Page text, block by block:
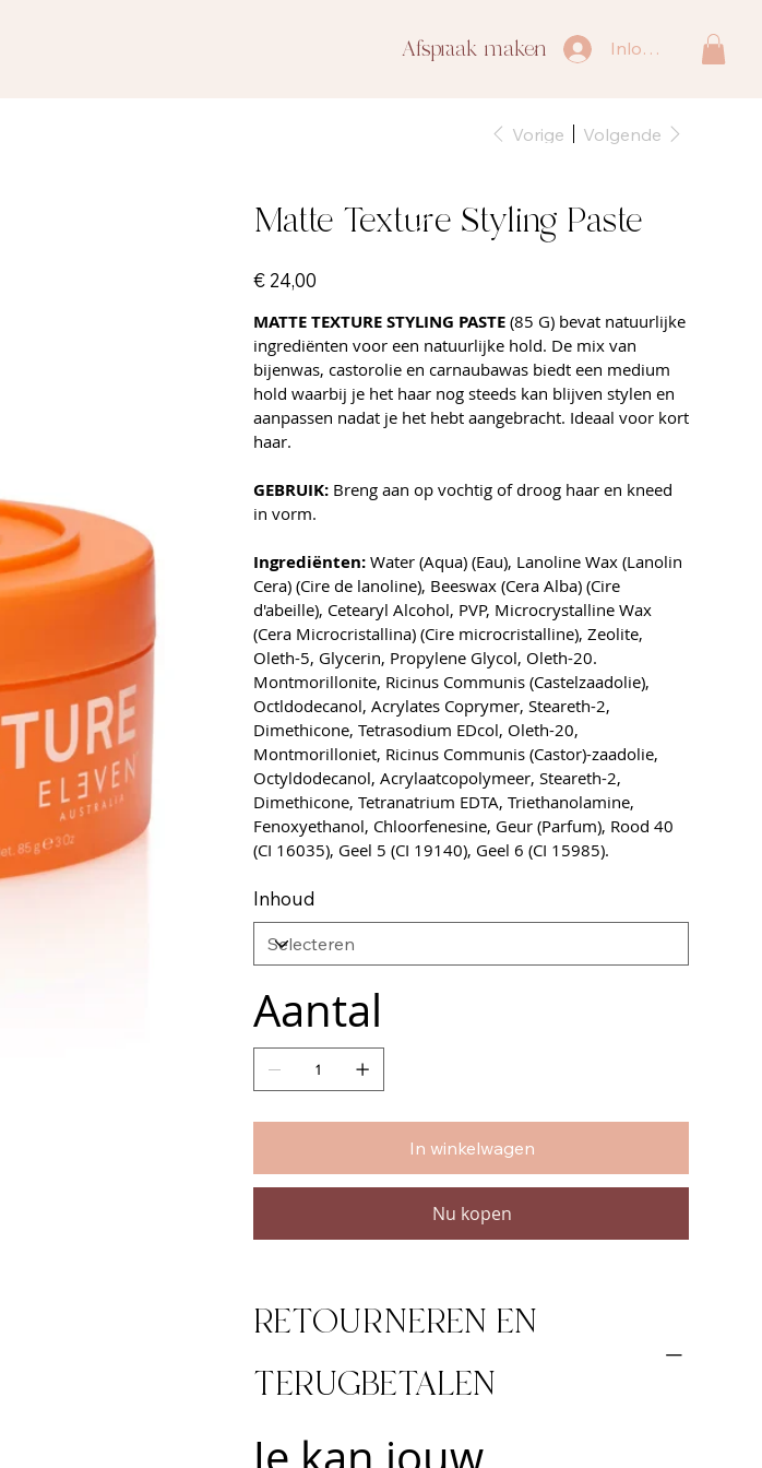
Afspraak maken Inloggen
Vorige Volgende
Matte Texture Styling Paste
Prijs
€ 24,00
MATTE TEXTURE STYLING PASTE (85 G) bevat natuurlijke
ingrediënten voor een natuurlijke hold. De mix van
bijenwas, castorolie en carnaubawas biedt een medium
hold waarbij je het haar nog steeds kan blijven stylen en
aanpassen nadat je het hebt aangebracht. Ideaal voor kort
haar.
GEBRUIK:Breng aan op vochtig of droog haar en kneed
in vorm.
Ingrediënten: Water (Aqua) (Eau), Lanoline Wax (Lanolin
Cera) (Cire de lanoline), Beeswax (Cera Alba) (Cire
d'abeille), Cetearyl Alcohol, PVP, Microcrystalline Wax
(Cera Microcristallina) (Cire microcristalline), Zeolite,
Oleth-5, Glycerin, Propylene Glycol, Oleth-20.
Montmorillonite, Ricinus Communis (Castelzaadolie),
Octldodecanol, Acrylates Coprymer, Steareth-2,
Dimethicone, Tetrasodium EDcol, Oleth-20,
Montmorilloniet, Ricinus Communis (Castor)-zaadolie,
Octyldodecanol, Acrylaatcopolymeer, Steareth-2,
Dimethicone, Tetranatrium EDTA, Triethanolamine,
Fenoxyethanol, Chloorfenesine, Geur (Parfum), Rood 40
(CI 16035), Geel 5 (CI 19140), Geel 6 (CI 15985).
Inhoud
Aantal
In winkelwagen
Nu kopen
RETOURNEREN EN
TERUGBETALEN